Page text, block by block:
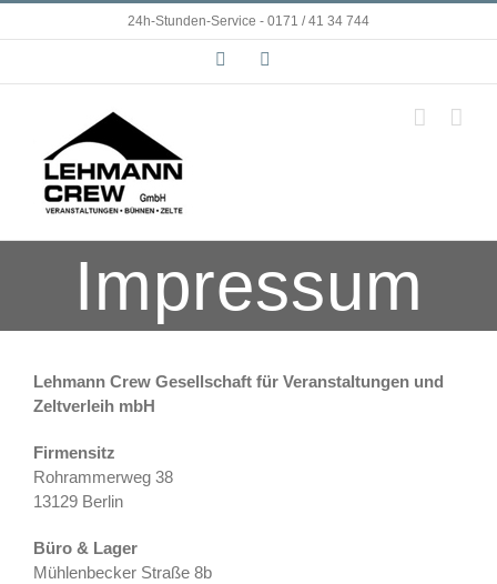
Inhalt
24h-Stunden-Service - 0171 / 41 34 744
Facebook
Impressum
Lehmann Crew Gesellschaft für Veranstaltungen und
Zeltverleih mbH
Firmensitz
Rohrammerweg 38
13129 Berlin
Büro & Lager
Mühlenbecker Straße 8b